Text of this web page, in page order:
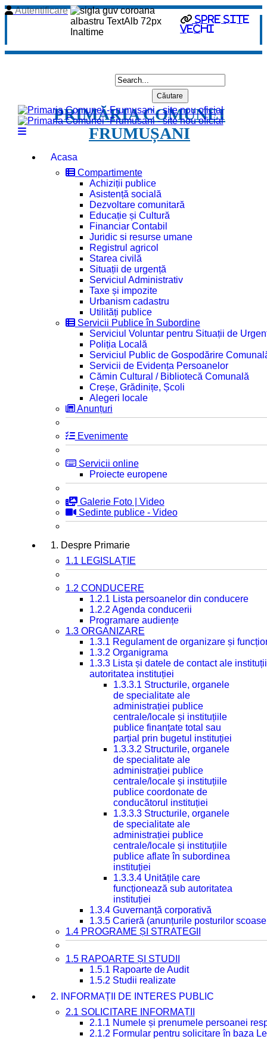
spre site
vechi
Autentificare
PRIMĂRIA COMUNEI
FRUMUȘANI
Acasa
Compartimente
Achiziții publice
Asistență socială
Dezvoltare comunitară
Educație și Cultură
Financiar Contabil
Juridic si resurse umane
Registrul agricol
Starea civilă
Situații de urgență
Serviciul Administrativ
Taxe și impozite
Urbanism cadastru
Utilități publice
Servicii Publice în Subordine
Serviciul Voluntar pentru Situații de
Poliția Locală
Serviciul Public de Gospodărire
Servicii de Evidența Persoanelor
Cămin Cultural / Bibliotecă Comunală
Creșe, Grădinițe, Școli
Alegeri locale
Anunțuri
Evenimente
Servicii online
Proiecte europene
Galerie Foto | Video
Sedinte publice - Video
1. Despre Primarie
1.1 LEGISLAȚIE
1.2 CONDUCERE
1.2.1 Lista persoanelor din conducere
1.2.2 Agenda conducerii
Programare audiențe
1.3 ORGANIZARE
1.3.1 Regulament de organizare și
1.3.2 Organigrama
1.3.3 Lista și datele de contact ale
autoritatea instituției
1.3.3.1 Structurile, organele
de specialitate ale
administrației publice
centrale/locale și instituțiile
publice finanțate total sau
parțial prin bugetul instituției
1.3.3.2 Structurile, organele
de specialitate ale
administrației publice
centrale/locale și instituțiile
publice coordonate de
conducătorul instituției
1.3.3.3 Structurile, organele
de specialitate ale
administrației publice
centrale/locale și instituțiile
publice aflate în subordinea
instituției
1.3.3.4 Unitățile care
funcționează sub autoritatea
instituției
1.3.4 Guvernanță corporativă
1.3.5 Carieră (anunțurile posturilor
1.4 PROGRAME ȘI STRATEGII
1.5 RAPOARTE ȘI STUDII
1.5.1 Rapoarte de Audit
1.5.2 Studii realizate
2. INFORMAȚII DE INTERES PUBLIC
2.1 SOLICITARE INFORMAȚII
2.1.1 Numele și prenumele persoanei
2.1.2 Formular pentru solicitare în baza